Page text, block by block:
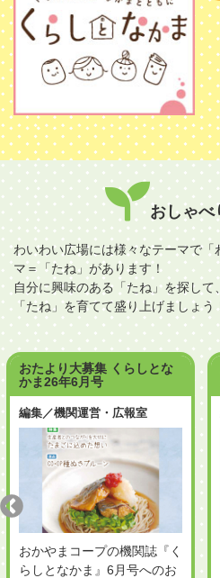
おしゃべ
わいわい広場には様々なテーマで
マ＝「たね」があります！
自分に興味のある「たね」を探し
「たね」を育てて盛り上げましょう
おたより大募集 くらしとな
かま26年6月号
編集／機関運営・広報室
おかやまコープの機関誌『く
らしとなかま』6月号へのお